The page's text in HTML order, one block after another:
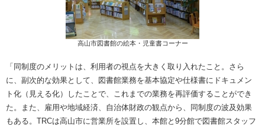
高山市図書館の絵本・児童書コーナー
「同制度のメリットは、利用者の視点を大きく取り入れたこと。さら
に、副次的な効果として、図書館業務を基本協定や仕様書にドキュメン
ト化（見える化）したことで、これまでの業務を再評価することができ
た。また、雇用や地域経済、自治体財政の観点から、同制度の波及効果
もある。TRCは高山市に営業所を設置し、本館と9分館で図書館スタッフ